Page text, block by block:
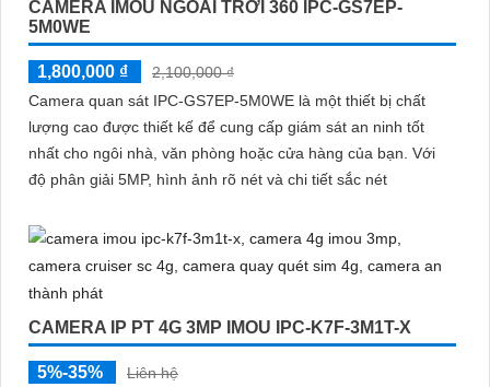
CAMERA IMOU NGOÀI TRỜI 360 IPC-GS7EP-
5M0WE
1,800,000 ₫
2,100,000 ₫
Camera quan sát IPC-GS7EP-5M0WE là một thiết bị chất
lượng cao được thiết kế để cung cấp giám sát an ninh tốt
nhất cho ngôi nhà, văn phòng hoặc cửa hàng của bạn. Với
độ phân giải 5MP, hình ảnh rõ nét và chi tiết sắc nét
CAMERA IP PT 4G 3MP IMOU IPC-K7F-3M1T-X
5%-35%
Liên hệ